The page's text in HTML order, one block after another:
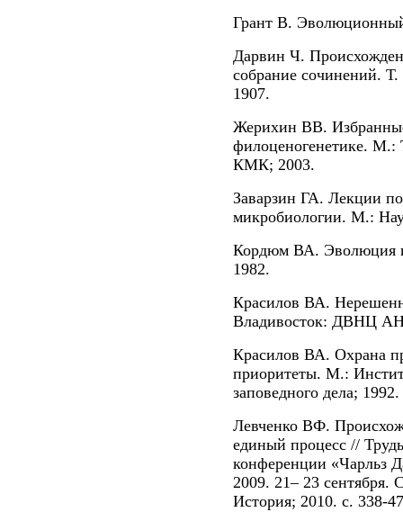
Грант В.
Дарвин Ч.
собрание сочинений.
1907.
Жерихин ВВ.
филоценогенетике. М.:
КМК; 2003.
Заварзин ГА. Лекции
микробиологии. М.:
Кордюм ВА. Эволюция
1982.
Красилов ВА.
Владивосток: ДВНЦ
Красилов ВА. Охрана
приоритеты. М.:
заповедного дела; 1992.
Левченко ВФ.
единый процесс //
конференции «Чарльз
2009. 21– 23 сентября.
История; 2010. с. 338-